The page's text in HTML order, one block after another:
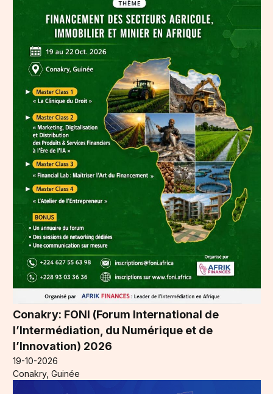
Conakry: FONI (Forum International de
l’Intermédiation, du Numérique et de
l’Innovation) 2026
19-10-2026
Conakry, Guinée